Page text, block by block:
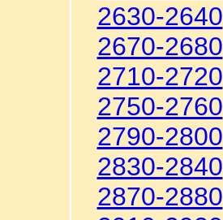
2630-2640
2670-2680
2710-2720
2750-2760
2790-2800
2830-2840
2870-2880